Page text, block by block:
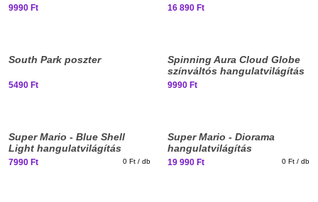
9990 Ft 16 890 Ft
South Park poszter
5490 Ft
Spinning Aura Cloud Globe
színváltós hangulatvilágítás
9990 Ft
Super Mario - Blue Shell
Light hangulatvilágítás
hanggal
7990 Ft 0 Ft / db
Super Mario - Diorama
hangulatvilágítás
19 990 Ft 0 Ft / db